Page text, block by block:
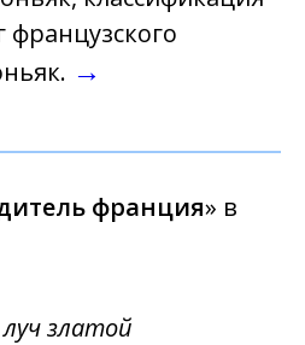
французского
→
франция» в
златой